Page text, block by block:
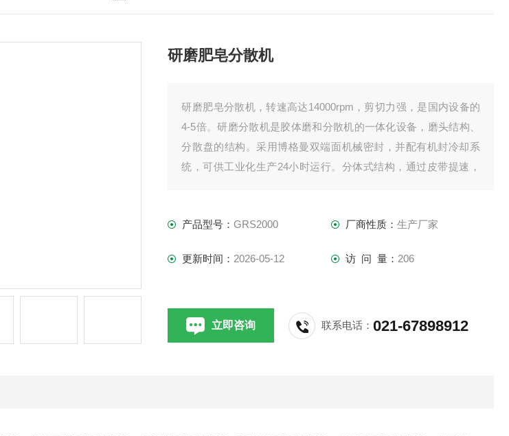
研磨肥皂分散机
研磨肥皂分散机，转速高达14000rpm，剪切力强，是国内设备的
4-5倍。研磨分散机是胶体磨和分散机的一体化设备，磨头结构、
分散盘的结构。采用博格曼双端面机械密封，并配有机封冷却系
统，可供工业化生产24小时运行。分体式结构，通过皮带提速，
产品型号：GRS2000 厂商性质： 生产厂家
更新时间： 2026-05-12 访 问 量： 206
立即咨询 联系电话：021-67898912